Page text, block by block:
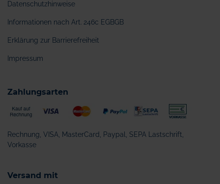
Datenschutzhinweise
Informationen nach Art. 246c EGBGB
Erklärung zur Barrierefreiheit
Impressum
Zahlungsarten
Rechnung, VISA, MasterCard, Paypal, SEPA Lastschrift,
Vorkasse
Versand mit